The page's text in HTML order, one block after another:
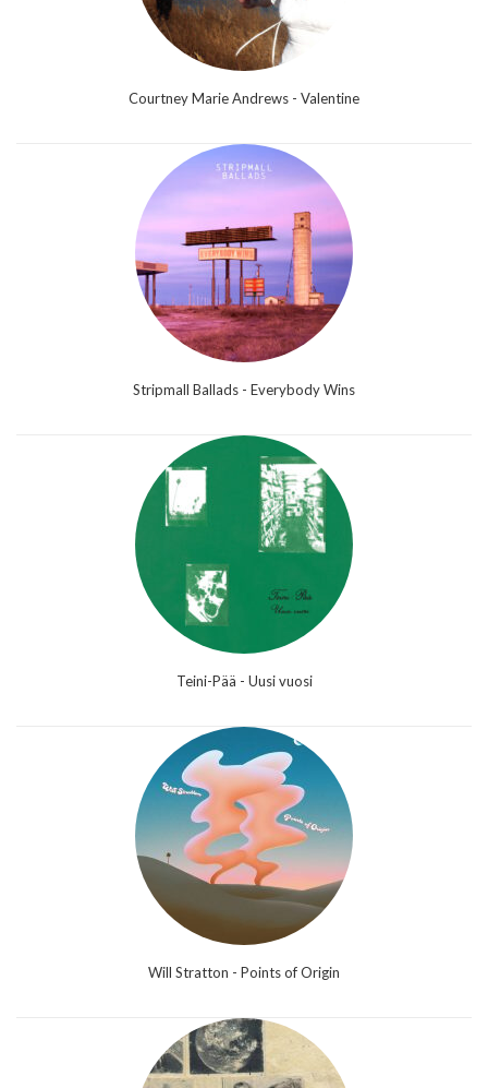
Courtney Marie Andrews - Valentine
Stripmall Ballads - Everybody Wins
Teini-Pää - Uusi vuosi
Will Stratton - Points of Origin